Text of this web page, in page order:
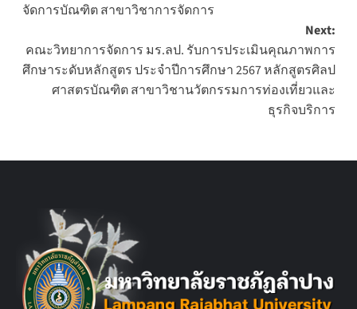
จัดการบัณฑิต สาขาวิชาการจัดการ
Next:
คณะวิทยาการจัดการ มร.ลป. รับการประเมินคุณภาพการ
ศึกษาระดับหลักสูตร ประจำปีการศึกษา 2567 หลักสูตรศิลป
ศาสตรบัณฑิต สาขาวิชานวัตกรรมการท่องเที่ยวและ
ธุรกิจบริการ